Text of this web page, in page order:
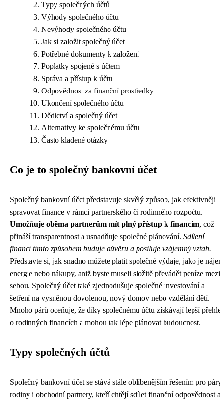
Typy společných účtů
Výhody společného účtu
Nevýhody společného účtu
Jak si založit společný účet
Potřebné dokumenty k založení
Poplatky spojené s účtem
Správa a přístup k účtu
Odpovědnost za finanční prostředky
Ukončení společného účtu
Dědictví a společný účet
Alternativy ke společnému účtu
Často kladené otázky
Co je to společný bankovní účet
Společný bankovní účet představuje skvělý způsob, jak efektivněji
spravovat finance v rámci partnerského či rodinného rozpočtu.
Umožňuje oběma partnerům mít plný přístup k financím, což
přináší transparentnost a usnadňuje společné plánování. Sdílení
financí tímto způsobem buduje důvěru a posiluje vzájemný vztah.
Představte si, jak snadno můžete platit společné výdaje, jako je
energie nebo nákupy, aniž byste museli složitě převádět peníze mezi
sebou. Společný účet také zjednodušuje společné investování a
šetření na vysněnou dovolenou, nový domov nebo vzdělání dětí.
Mnoho párů oceňuje, že díky společnému účtu získávají lepší
o rodinných financích a mohou tak lépe plánovat budoucnost.
Typy společných účtů
Společný bankovní účet se stává stále oblíbenějším řešením pro
rodiny i obchodní partnery, kteří chtějí sdílet finanční odpovědnost a